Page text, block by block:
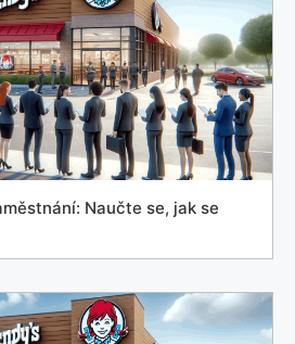
Naučte se, jak se